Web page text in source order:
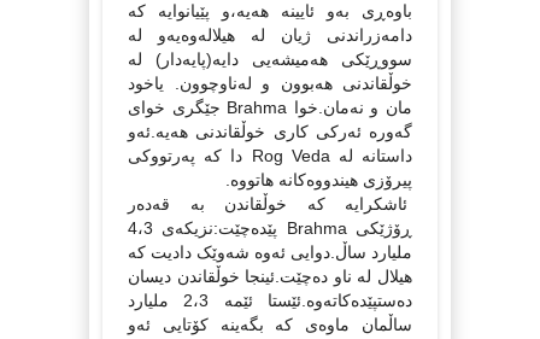
باوه‌ڕی به‌و ئایینه‌ هه‌یه‌،و پێیانوایه‌ که‌
دامه‌زراندنی ژیان له‌ هیلاله‌وه‌یه‌و له‌
سووڕێکی هه‌میشه‌یی دایه‌(پایه‌دار) له‌
خوڵقاندنی هه‌بوون و له‌ناوچوون. یاخود
مان و نه‌مان.خوا Brahma جێگری خوای
گه‌وره‌ ئه‌رکی کاری خوڵقاندنی هه‌یه‌.ئه‌و
داستانه‌ له‌ Rog Veda دا که‌ په‌رتووکی
پیرۆزی هیندووه‌کانه‌ هاتووه‌.
ئاشکرایه‌ که‌ خوڵقاندن به‌ قه‌ده‌ر
ڕۆژێکی Brahma پێده‌چێت:نزیکه‌ی 4،3
ملیارد ساڵ.دوایی ئه‌وه‌ شه‌وێک دادیت که‌
هیلال له‌ ناو ده‌چێت.ئینجا خوڵقاندن دیسان
ده‌ستپێده‌کاته‌وه‌.ئێستا ئێمه‌ 2،3 ملیارد
ساڵمان ماوه‌ی که‌ بگه‌ینه‌ کۆتایی ئه‌و